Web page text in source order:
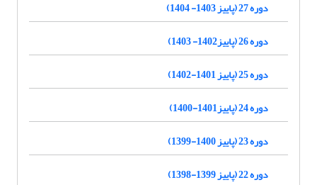
دوره 27 (پاییز 1403- 1404)
دوره 26 (پاییز1402- 1403)
دوره 25 (پاییز 1401-1402)
دوره 24 (پاییز1401-1400)
دوره 23 (پاییز 1400-1399)
دوره 22 (پاییز 1399-1398)